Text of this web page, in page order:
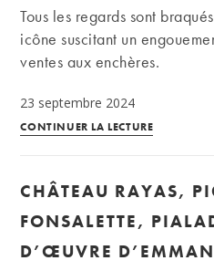
Château
Rayas
Tous les regards sont
icône suscitant un
ventes aux enchères.
23 septembre 2024
CONTINUER LA LECTUREVin
Château
Rayas,
CHÂTEAU RAYAS,
FONSALETTE,
D’ŒUVRE